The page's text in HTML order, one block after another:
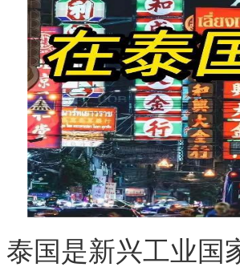
泰国是新兴工业国